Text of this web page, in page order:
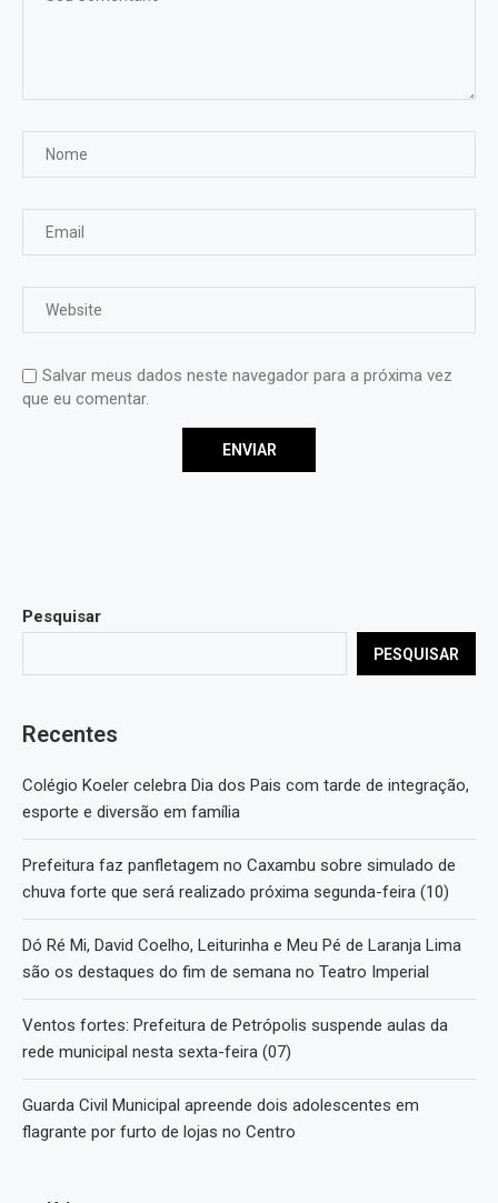
Salvar meus dados neste navegador para a próxima vez
que eu comentar.
Pesquisar
PESQUISAR
Recentes
Colégio Koeler celebra Dia dos Pais com tarde de integração,
esporte e diversão em família
Prefeitura faz panfletagem no Caxambu sobre simulado de
chuva forte que será realizado próxima segunda-feira (10)
Dó Ré Mi, David Coelho, Leiturinha e Meu Pé de Laranja Lima
são os destaques do fim de semana no Teatro Imperial
Ventos fortes: Prefeitura de Petrópolis suspende aulas da
rede municipal nesta sexta-feira (07)
Guarda Civil Municipal apreende dois adolescentes em
flagrante por furto de lojas no Centro